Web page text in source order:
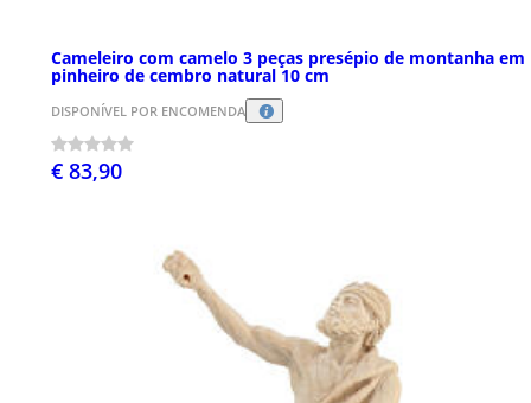
Cameleiro com camelo 3 peças presépio de montanha em
pinheiro de cembro natural 10 cm
DISPONÍVEL POR ENCOMENDA
€ 83,90